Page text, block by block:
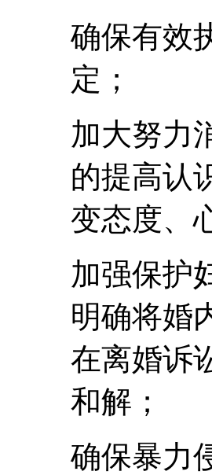
确保有效
定；
加大努力
的提高认
变态度、
加强保护
明确将婚
在离婚诉
和解；
确保暴力